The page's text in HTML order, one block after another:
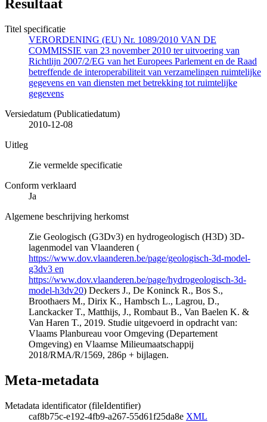
Resultaat
Titel specificatie
VERORDENING (EU) Nr. 1089/2010 VAN DE
COMMISSIE van 23 november 2010 ter uitvoering van
Richtlijn 2007/2/EG van het Europees Parlement en de Raad
betreffende de interoperabiliteit van verzamelingen ruimtelijke
gegevens en van diensten met betrekking tot ruimtelijke
gegevens
Versiedatum (Publicatiedatum)
2010-12-08
Uitleg
Zie vermelde specificatie
Conform verklaard
Ja
Algemene beschrijving herkomst
Zie Geologisch (G3Dv3) en hydrogeologisch (H3D) 3D-
lagenmodel van Vlaanderen (
https://www.dov.vlaanderen.be/page/geologisch-3d-model-
g3dv3 en
https://www.dov.vlaanderen.be/page/hydrogeologisch-3d-
model-h3dv20) Deckers J., De Koninck R., Bos S.,
Broothaers M., Dirix K., Hambsch L., Lagrou, D.,
Lanckacker T., Matthijs, J., Rombaut B., Van Baelen K. &
Van Haren T., 2019. Studie uitgevoerd in opdracht van:
Vlaams Planbureau voor Omgeving (Departement
Omgeving) en Vlaamse Milieumaatschappij
2018/RMA/R/1569, 286p + bijlagen.
Meta-metadata
Metadata identificator (fileIdentifier)
caf8b75c-e192-4fb9-a267-55d61f25da8e XML